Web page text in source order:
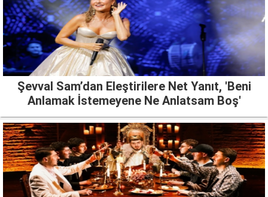
Şevval Sam’dan Eleştirilere Net Yanıt, 'Beni
Anlamak İstemeyene Ne Anlatsam Boş'